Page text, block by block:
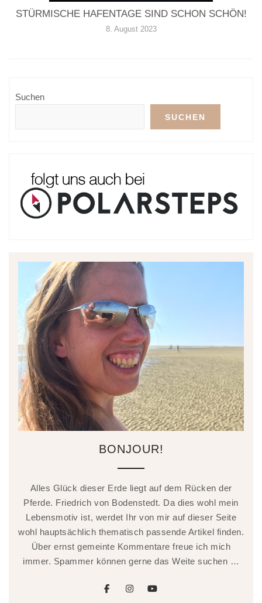
STÜRMISCHE HAFENTAGE SIND SCHON SCHÖN!
8. August 2023
Suchen
SUCHEN
BONJOUR!
Alles Glück dieser Erde liegt auf dem Rücken der
Pferde. Friedrich von Bodenstedt. Da dies wohl mein
Lebensmotiv ist, werdet Ihr von mir auf dieser Seite
wohl hauptsächlich thematisch passende Artikel finden.
Über ernst gemeinte Kommentare freue ich mich
immer. Spammer können gerne das Weite suchen …